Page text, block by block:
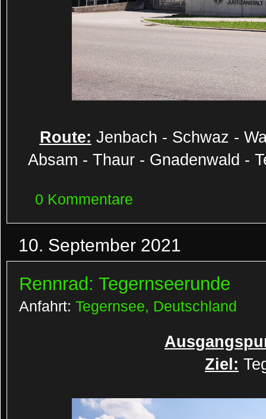
Route: Jenbach - Schwaz -
Absam - Thaur - Gnadenwald -
0 Kommentare
10. September 2021
Rennrad: Tegernseerunde
Anfahrt: Tegernsee, Deutschland
Ziel: